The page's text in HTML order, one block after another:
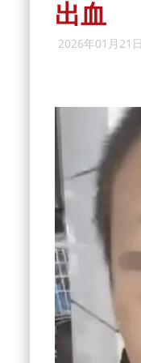
出血
2026年01月21